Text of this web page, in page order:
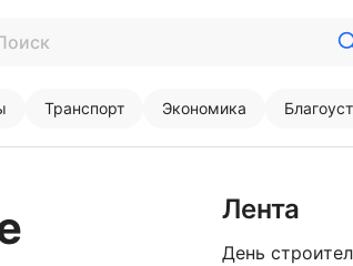
Транспорт Экономика
Лента
День